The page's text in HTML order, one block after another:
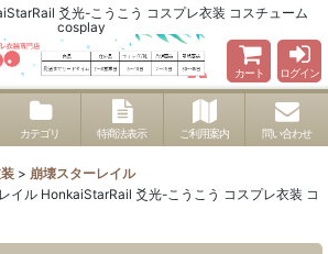
爻光-こうこう コスプレ衣装 コスチューム
cosplay
カート ログイン
カテゴリ 特商法表示 ご利用案内 問い合わせ
> 崩壊スターレイル
イル HonkaiStarRail 爻光-こうこう コスプレ衣装 コ